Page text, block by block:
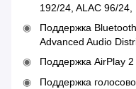
192/24, ALAC 96/
Поддержка
Advanced Audio
Поддержка AirPlay 2
Поддержка